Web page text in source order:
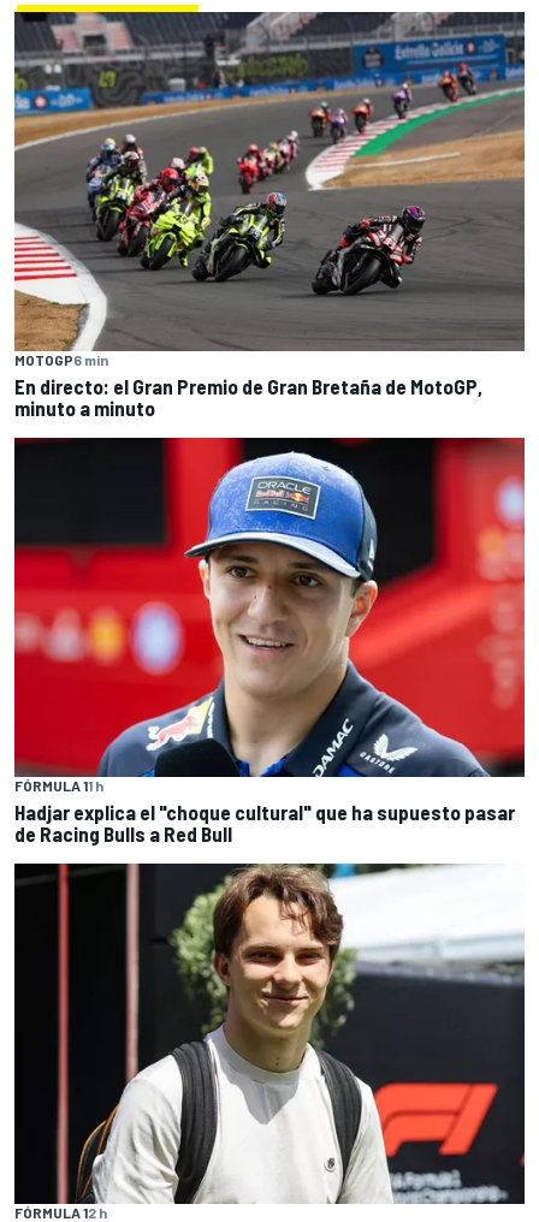
MOTOGP6 min
En directo: el Gran Premio de Gran Bretaña de MotoGP,
minuto a minuto
FÓRMULA 11 h
Hadjar explica el "choque cultural" que ha supuesto pasar
de Racing Bulls a Red Bull
FÓRMULA 12 h